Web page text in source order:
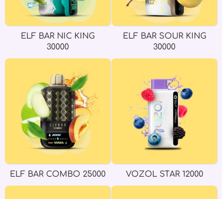
ELF BAR NIC KING
30000
ELF BAR SOUR KING
30000
ELF BAR COMBO 25000 VOZOL STAR 12000